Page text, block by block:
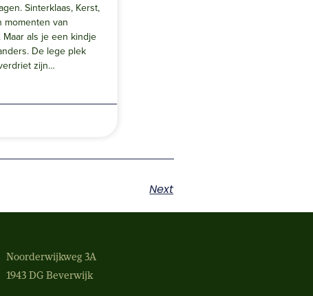
Sinterklaas, Kerst,
van
als je een kindje
De lege plek
zijn…
Next
Noorderwijkweg 3A
1943 DG Beverwijk